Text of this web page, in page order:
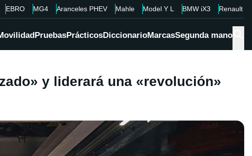
EBRO MG4 Aranceles PHEV Mahle Model Y L BMW iX3 Renault
PruebasPrácticosDiccionarioMarcasSegunda mano
y liderará una «revolución»